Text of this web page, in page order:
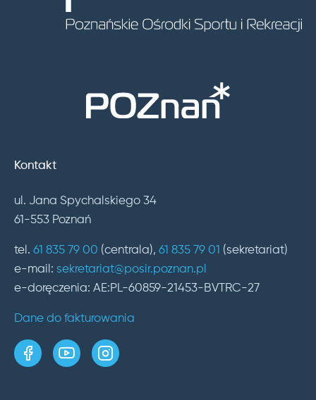
Kontakt
ul. Jana Spychalskiego 34
61-553 Poznań
tel. 61 835 79 00 (centrala), 61 835 79 01 (sekretariat)
e-mail: sekretariat@posir.poznan.pl
e-doręczenia: AE:PL-60859-21453-BVTRC-27
Dane do fakturowania
strona w serwisie Facebook
kanał w serwisie YouTube
profil w serwisie Instagram